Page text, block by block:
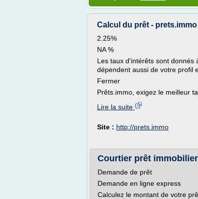
Calcul du prêt - prets.immo
2.25%
NA %
Les taux d'intérêts sont donnés
dépendent aussi de votre profil
Fermer
Prêts.immo, exigez le meilleur
Lire la suite
Site : http://prets.immo
Courtier prêt
Demande de prêt
Demande en ligne express
Calculez le montant de votre